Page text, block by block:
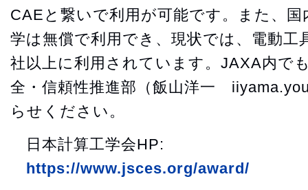
CAEと繋いで利用が可能です。また、国
学は無償で利用でき、現状では、電動工
社以上に利用されています。JAXA内で
全・信頼性推進部（飯山洋一
らせください。
日本計算工学会HP:
https://www.jsces.org/award/